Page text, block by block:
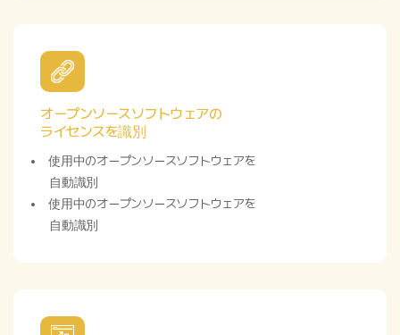
オープンソースソフトウェアの
ライセンスを識別
使用中のオープンソースソフトウェアを
自動識別
使用中のオープンソースソフトウェアを
自動識別